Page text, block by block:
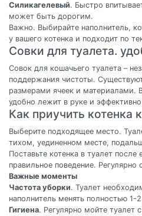
Силикагелевый. Быстро
может быть дорогим.
Важно. Выбирайте наполнитель,
у вашего котенка и подходит по
Совки для туалета.
Совок для кошачьего туалета –
поддержания чистоты.
размерами ячеек и материалами.
удобно лежит в руке и
Как приучить котенка
Выберите подходящее место.
тихом, уединенном месте,
Поставьте котенка в туалет
правильное поведение. Регулярно
Важные моменты
Частота уборки. Туалет
наполнитель менять полностью 1-
Гигиена. Регулярно мойте